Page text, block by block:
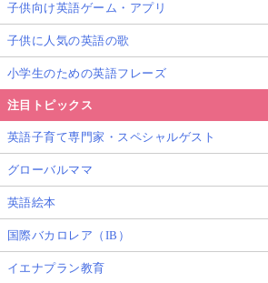
子供向け英語ゲーム・アプリ
子供に人気の英語の歌
小学生のための英語フレーズ
注目トピックス
英語子育て専門家・スペシャルゲスト
グローバルママ
英語絵本
国際バカロレア（IB）
イエナプラン教育